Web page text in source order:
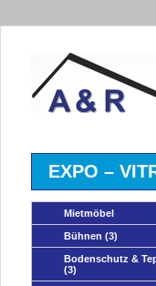
EXPO –
Mietmöbel
Bühnen (3)
Bodenschutz &
(3)